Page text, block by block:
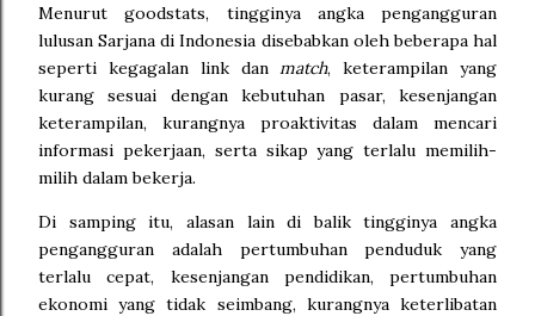
Menurut goodstats, tingginya angka pengangguran
lulusan Sarjana di Indonesia disebabkan oleh beberapa hal
seperti kegagalan link danmatch, keterampilan yang
kurang sesuai dengan kebutuhan pasar, kesenjangan
keterampilan, kurangnya proaktivitas dalam mencari
informasi pekerjaan, serta sikap yang terlalu memilih-
milih dalam bekerja.
Di samping itu, alasan lain di balik tingginya angka
pengangguran adalah pertumbuhan penduduk yang
terlalu cepat, kesenjangan pendidikan, pertumbuhan
ekonomi yang tidak seimbang, kurangnya keterlibatan